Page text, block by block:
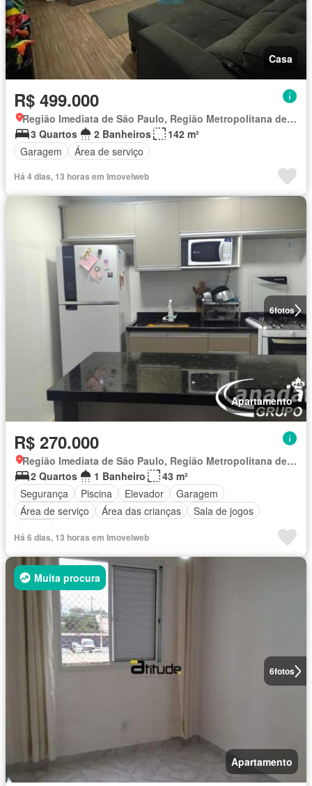
Casa
R$ 499.000
Região Imediata de São Paulo, Região Metropolitana de São Paulo
3 Quartos
2 Banheiros
142 m²
Garagem
Área de serviço
Há 4 dias, 13 horas em Imovelweb
6fotos
Apartamento
R$ 270.000
Região Imediata de São Paulo, Região Metropolitana de São Paulo
2 Quartos
1 Banheiro
43 m²
Segurança
Piscina Elevador
Garagem
Área de serviço
Área das crianças
Sala de jogos
Há 6 dias, 13 horas em Imovelweb
6fotos
Muita procura
Apartamento